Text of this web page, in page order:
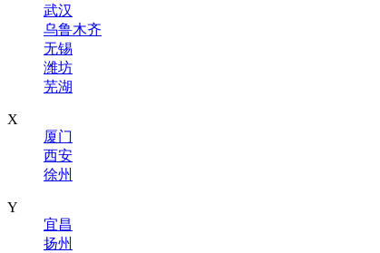
武汉
乌鲁木齐
无锡
潍坊
芜湖
X
厦门
西安
徐州
Y
宜昌
扬州